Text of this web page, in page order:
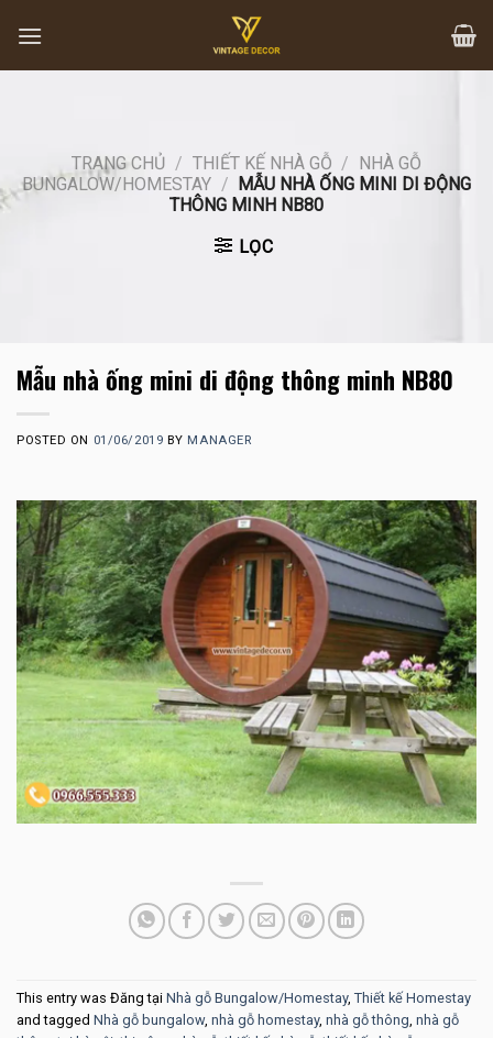
content
TRANG CHỦ / THIẾT KẾ NHÀ GỖ / NHÀ GỖ
BUNGALOW/HOMESTAY /
MẪU NHÀ ỐNG MINI DI ĐỘNG
THÔNG MINH NB80
LỌC
Mẫu nhà ống mini di động thông minh NB80
POSTED ON 01/06/2019 BY MANAGER
This entry was Đăng tại Nhà gỗ Bungalow/Homestay, Thiết kế Homestay
and tagged Nhà gỗ bungalow, nhà gỗ homestay, nhà gỗ thông, nhà gỗ